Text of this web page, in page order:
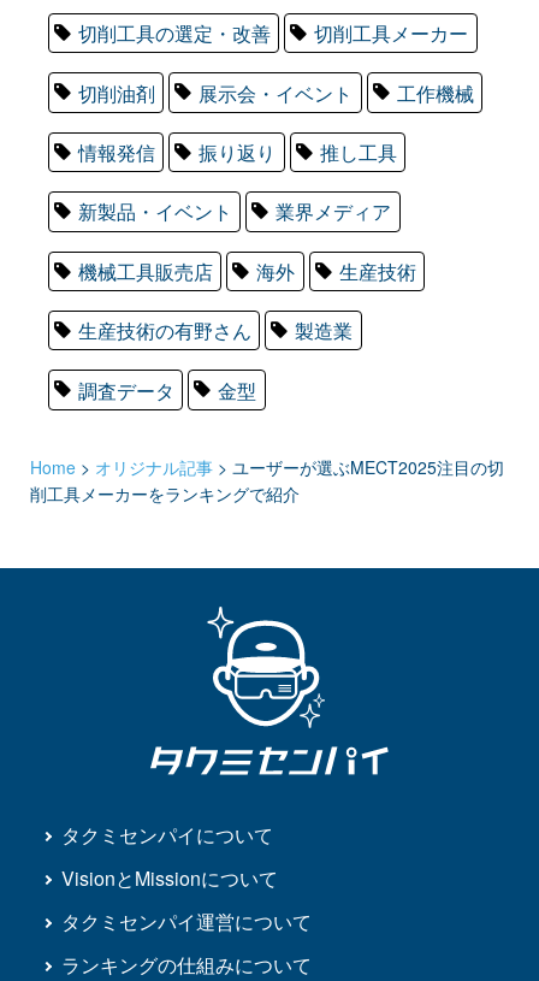
切削工具の選定・改善 切削工具メーカー
切削油剤 展示会・イベント 工作機械
情報発信 振り返り 推し工具
新製品・イベント 業界メディア
機械工具販売店 海外 生産技術
生産技術の有野さん 製造業
調査データ 金型
Home > オリジナル記事 > ユーザーが選ぶMECT2025注目の切
削工具メーカーをランキングで紹介
タクミセンパイについて
VisionとMissionについて
タクミセンパイ運営について
ランキングの仕組みについて